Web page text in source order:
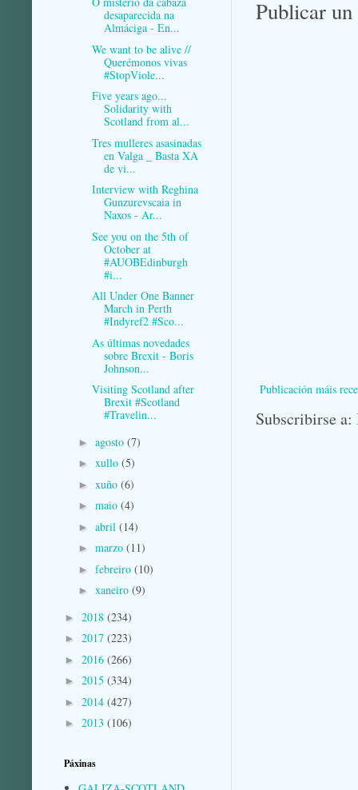
Publicar
Publicación máis
Subscribirse a:
desaparecida na
Almáciga - En...
We want to be alive //
Querémonos vivas
#StopViole...
Five years ago...
Solidarity with
Scotland from al...
Tres mulleres asasinadas
en Valga _ Basta XA
de vi...
Interview with Reghina
Gunzurevscaia in
Naxos - Ar...
See you on the 5th of
October at
#AUOBEdinburgh
#i...
All Under One Banner
March in Perth
#Indyref2 #Sco...
As últimas novedades
sobre Brexit - Boris
Johnson...
Visiting Scotland after
Brexit #Scotland
#Travelin...
► agosto (7)
► xullo (5)
► xuño (6)
► maio (4)
► abril (14)
► marzo (11)
► febreiro (10)
► xaneiro (9)
► 2018 (234)
► 2017 (223)
► 2016 (266)
► 2015 (334)
► 2014 (427)
► 2013 (106)
Páxinas